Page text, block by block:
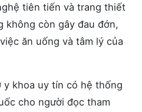
tiên tiến và trang thiết
không còn gây đau đớn,
ăn uống và tâm lý của
y khoa uy tín có hệ thống
cho người đọc tham